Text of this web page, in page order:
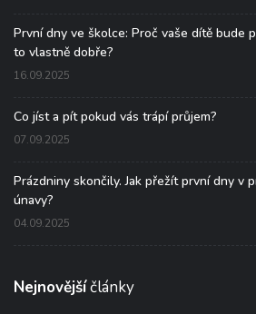
První dny ve školce: Proč vaše dítě bude
to vlastně dobře?
16.09.2025
Co jíst a pít pokud vás trápí průjem?
07.09.2025
Prázdniny skončily. Jak přežít první dny v
únavy?
04.09.2025
Nejnovějšíčlánky